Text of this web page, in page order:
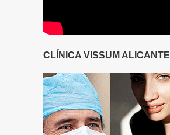
CLÍNICA VISSUM ALICANTE